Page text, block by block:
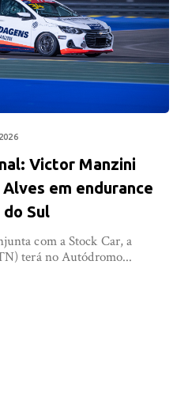
Victor Manzini
em endurance
do Sul
com a Stock Car, a
terá no Autódromo...